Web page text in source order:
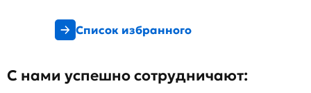
Список избранного
С нами успешно сотрудничают: